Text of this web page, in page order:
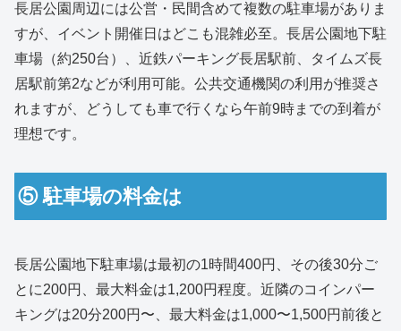
長居公園周辺には公営・民間含めて複数の駐車場がありま
すが、イベント開催日はどこも混雑必至。長居公園地下駐
車場（約250台）、近鉄パーキング長居駅前、タイムズ長
居駅前第2などが利用可能。公共交通機関の利用が推奨さ
れますが、どうしても車で行くなら午前9時までの到着が
理想です。
⑤ 駐車場の料金は
長居公園地下駐車場は最初の1時間400円、その後30分ご
とに200円、最大料金は1,200円程度。近隣のコインパー
キングは20分200円〜、最大料金は1,000〜1,500円前後と